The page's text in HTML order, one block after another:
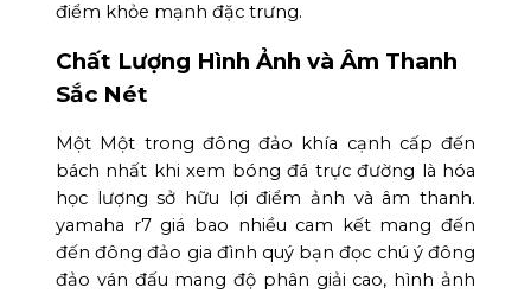
điểm khỏe mạnh đặc trưng.
Chất Lượng Hình Ảnh và Âm Thanh
Sắc Nét
Một Một trong đông đảo khía cạnh cấp đến
bách nhất khi xem bóng đá trực đường là hóa
học lượng sở hữu lợi điểm ảnh và âm thanh.
yamaha r7 giá bao nhiều cam kết mang đến
đến đông đảo gia đình quý bạn đọc chú ý đông
đảo ván đấu mang độ phân giải cao, hình ảnh